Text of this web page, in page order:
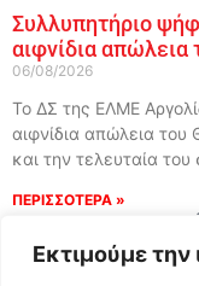
Εκτιμούμε την
Συλλυπητήριο
αιφνίδια
06/08/2026
Το ΔΣ της ΕΛΜΕ
αιφνίδια απώλεια
και την τελευταία
ΠΕΡΙΣΣΟΤΕΡΑ »